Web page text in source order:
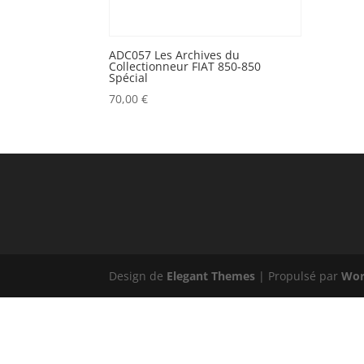
ADC057 Les Archives du
Collectionneur FIAT 850-850
Spécial
70,00€
Design de Elegant Themes | Propulsé par